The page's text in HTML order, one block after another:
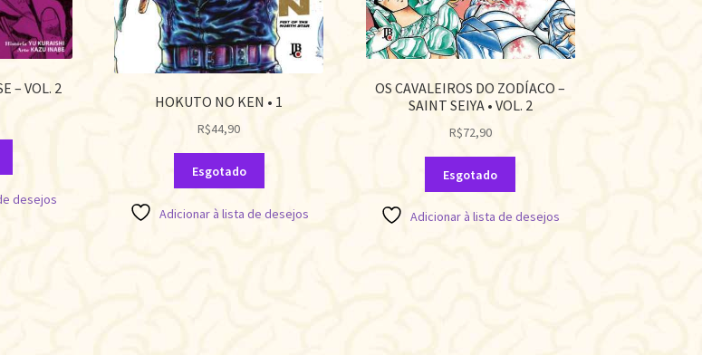
– VOL. 2
desejos
HOKUTO NO KEN • 1
R$44,90
Esgotado
Adicionar à lista de desejos
OS CAVALEIROS DO ZODÍACO –
SAINT SEIYA • VOL. 2
R$72,90
Esgotado
Adicionar à lista de desejos